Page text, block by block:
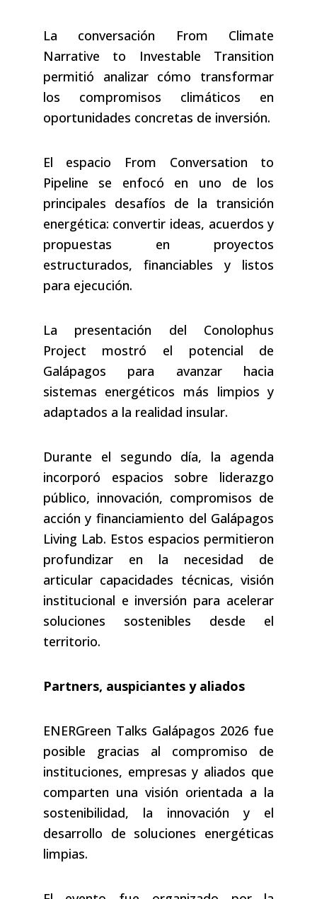
La conversación From Climate
Narrative to Investable Transition
permitió analizar cómo transformar
los compromisos climáticos en
oportunidades concretas de inversión.
El espacio From Conversation to
Pipeline se enfocó en uno de los
principales desafíos de la transición
energética: convertir ideas, acuerdos y
propuestas en proyectos
estructurados, financiables y listos
para ejecución.
La presentación del Conolophus
Project mostró el potencial de
Galápagos para avanzar hacia
sistemas energéticos más limpios y
adaptados a la realidad insular.
Durante el segundo día, la agenda
incorporó espacios sobre liderazgo
público, innovación, compromisos de
acción y financiamiento del Galápagos
Living Lab. Estos espacios permitieron
profundizar en la necesidad de
articular capacidades técnicas, visión
institucional e inversión para acelerar
soluciones sostenibles desde el
territorio.
Partners, auspiciantes y aliados
ENERGreen Talks Galápagos 2026 fue
posible gracias al compromiso de
instituciones, empresas y aliados que
comparten una visión orientada a la
sostenibilidad, la innovación y el
desarrollo de soluciones energéticas
limpias.